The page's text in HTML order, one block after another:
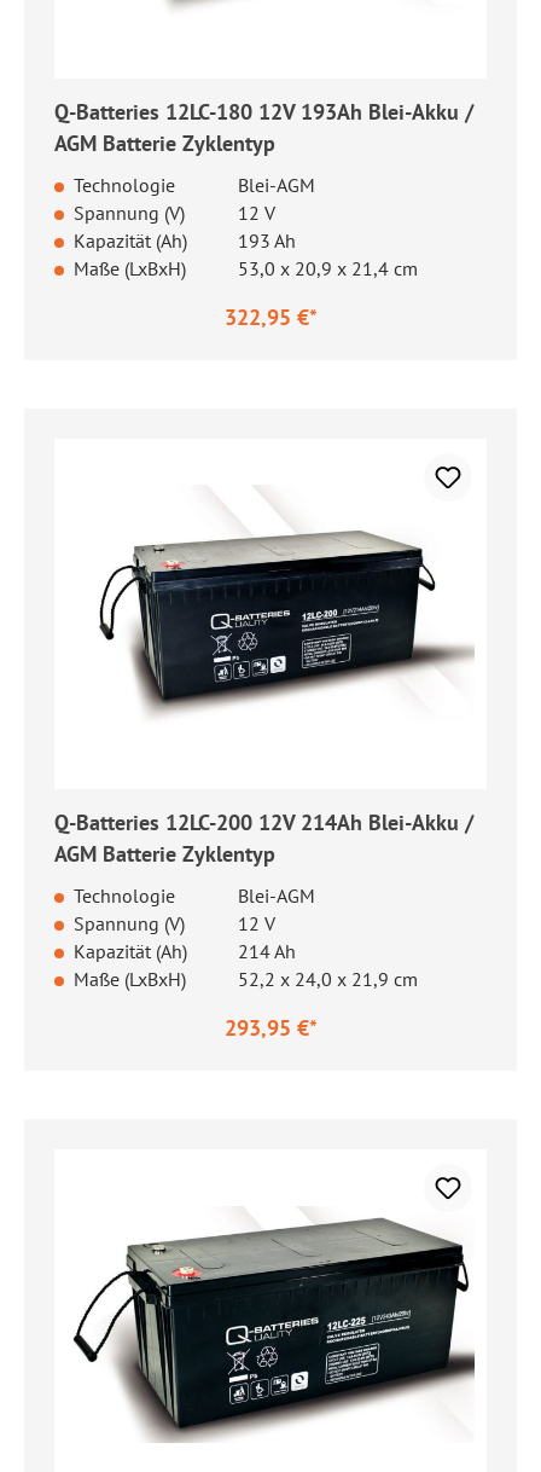
Q-Batteries 12LC-180 12V 193Ah Blei-Akku /
AGM Batterie Zyklentyp
Technologie
Blei-AGM
Spannung (V)
12 V
Kapazität (Ah)
193 Ah
Maße (LxBxH)
53,0 x 20,9 x 21,4 cm
322,95 €*
Q-Batteries 12LC-200 12V 214Ah Blei-Akku /
AGM Batterie Zyklentyp
Technologie
Blei-AGM
Spannung (V)
12 V
Kapazität (Ah)
214 Ah
Maße (LxBxH)
52,2 x 24,0 x 21,9 cm
293,95 €*